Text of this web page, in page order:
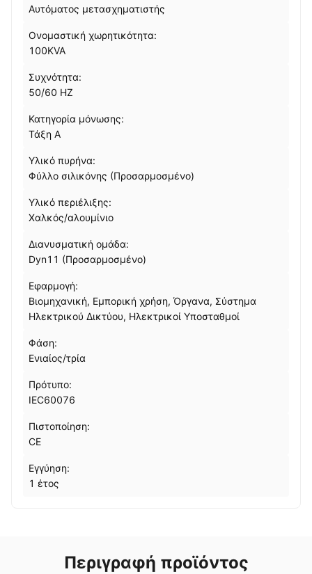
Αυτόματος μετασχηματιστής
Ονομαστική χωρητικότητα:
100KVA
Συχνότητα:
50/60 HZ
Κατηγορία μόνωσης:
Τάξη Α
Υλικό πυρήνα:
Φύλλο σιλικόνης (Προσαρμοσμένο)
Υλικό περιέλιξης:
Χαλκός/αλουμίνιο
Διανυσματική ομάδα:
Dyn11 (Προσαρμοσμένο)
Εφαρμογή:
Βιομηχανική, Εμπορική χρήση, Όργανα, Σύστημα
Ηλεκτρικού Δικτύου, Ηλεκτρικοί Υποσταθμοί
Φάση:
Ενιαίος/τρία
Πρότυπο:
IEC60076
Πιστοποίηση:
CE
Εγγύηση:
1 έτος
Περιγραφή προϊόντος